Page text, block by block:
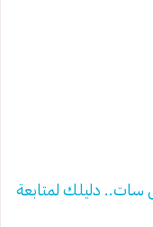
2026 على نايل سات.. دليلك لمتابعة